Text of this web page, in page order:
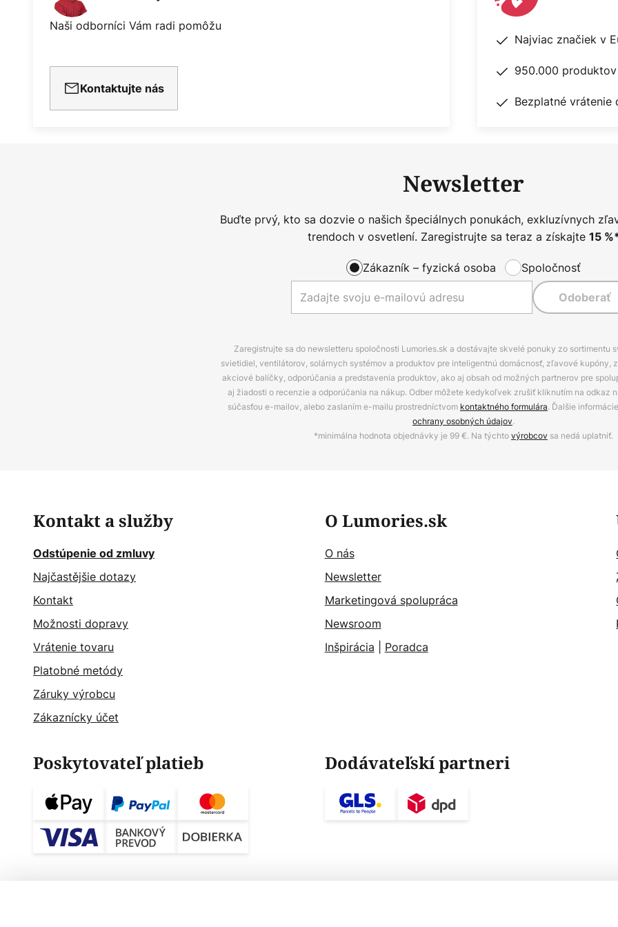
Naši odborníci Vám radi pomôžu
Kontaktujte nás
Najviac značiek v
950.000
Bezplatné vrátenie
Newsletter
Buďte prvý, kto sa dozvie o našich špeciálnych ponukách, exkluzívnych
trendoch v osvetlení. Zaregistrujte sa teraz a získajte 15
Zákazník – fyzická osoba Spoločnosť
Odoberať
Zaregistrujte sa do newsletteru spoločnosti Lumories.sk a dostávajte skvelé ponuky zo sortimentu
svietidiel, ventilátorov, solárnych systémov a produktov pre inteligentnú domácnosť, zľavové kupóny,
akciové balíčky, odporúčania a predstavenia produktov, ako aj obsah od možných partnerov pre
aj žiadosti o recenzie a odporúčania na nákup. Odber môžete kedykoľvek zrušiť kliknutím na odkaz
súčasťou e-mailov, alebo zaslaním e-mailu prostredníctvom kontaktného formulára. Ďalšie
ochrany osobných údajov.
*minimálna hodnota objednávky je 99 €. Na týchtovýrobcov sa nedá uplatniť.
Kontakt a služby
Odstúpenie od zmluvy
Najčastějšie dotazy
Kontakt
Možnosti dopravy
Vrátenie tovaru
Platobné metódy
Záruky výrobcu
Zákaznícky účet
O Lumories.sk
O nás
Newsletter
Marketingová spolupráca
Newsroom
Inšpirácia
Poradca
Poskytovateľ platieb Dodávateľskí partneri